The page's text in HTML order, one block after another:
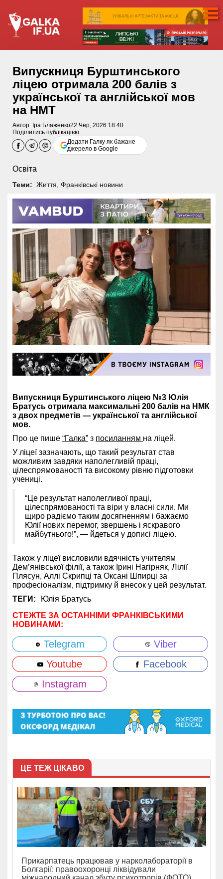
Випускниця Бурштинського
ліцею отримала 200 балів з
української та англійської мов
на НМТ
Автор: Іра Блаженко22 Чер, 2026 18:40
Поділитись публікацією
Додати Галку як бажане
джерело в Google
Освіта
Теми: Життя Франківські новини
Випускниця Бурштинського ліцею №3 Юлія
Братусь отримала максимальні 200 балів на НМК
з двох предметів — української та англійської
мов.
Про це пише “Галка” з посиланням на ліцей.
У ліцеї зазначають, що такий результат став
можливим завдяки наполегливій праці,
цілеспрямованості та високому рівню підготовки
учениці.
“Це результат наполегливої праці,
цілеспрямованості та віри у власні сили. Ми
щиро радіємо таким досягненням і бажаємо
Юлії нових перемог, звершень і яскравого
майбутнього!”, — йдеться у дописі ліцею.
Також у ліцеї висловили вдячність учителям
Дем’янівської філії, а також Ірині Нагірняк, Лілії
Плясун, Аллі Скрипці та Оксані Шпирці за
професіоналізм, підтримку й внесок у цей результат.
ТЕГИ:
Юлія Братусь
СТЕЖТЕ ЗА ОСТАННІМИ ФРАНКІВСЬКИМИ
НОВИНАМИ:
Telegram
Viber
Youtube
Facebook
Instagram
ЦЕ ТЕЖ ЦІКАВО
Прикарпатець працював у нарколабораторії в
Болгарії: правоохоронці ліквідували